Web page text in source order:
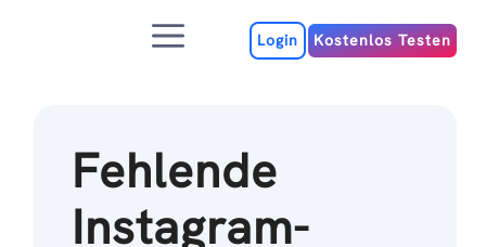
MenuLogin Kostenlos Testen
Fehlende
Instagram-